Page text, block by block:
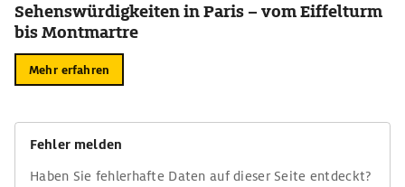
Sehenswürdigkeiten in Paris – vom Eiffelturm
bis Montmartre
Mehr erfahren
Fehler melden
Haben Sie fehlerhafte Daten auf dieser Seite entdeckt?